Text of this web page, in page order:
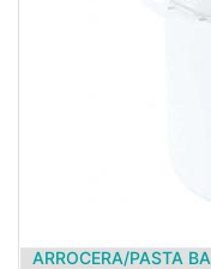
ARROCERA/PASTA